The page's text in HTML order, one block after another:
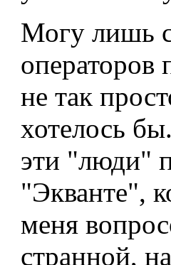
Могу лишь
операторов
не так
хотелось
эти "люди"
"Экванте",
меня
странной,